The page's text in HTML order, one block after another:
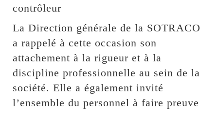
contrôleur
La Direction générale de la SOTRACO
a rappelé à cette occasion son
attachement à la rigueur et à la
discipline professionnelle au sein de la
société. Elle a également invité
l’ensemble du personnel à faire preuve